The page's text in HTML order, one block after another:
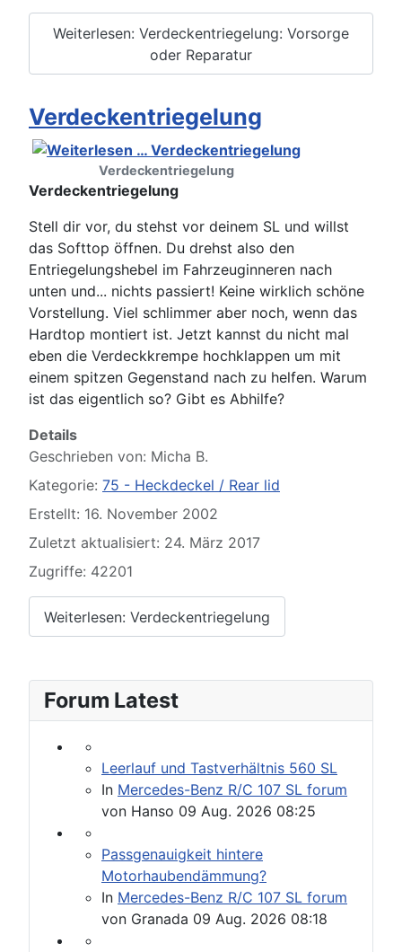
Weiterlesen: Verdeckentriegelung: Vorsorge
oder Reparatur
Verdeckentriegelung
Verdeckentriegelung
Verdeckentriegelung
Stell dir vor, du stehst vor deinem SL und willst
das Softtop öffnen. Du drehst also den
Entriegelungshebel im Fahrzeuginneren nach
unten und... nichts passiert! Keine wirklich schöne
Vorstellung. Viel schlimmer aber noch, wenn das
Hardtop montiert ist. Jetzt kannst du nicht mal
eben die Verdeckkrempe hochklappen um mit
einem spitzen Gegenstand nach zu helfen. Warum
ist das eigentlich so? Gibt es Abhilfe?
Details
Geschrieben von: Micha B.
Kategorie: 75 - Heckdeckel / Rear lid
Erstellt: 16. November 2002
Zuletzt aktualisiert: 24. März 2017
Zugriffe: 42201
Weiterlesen: Verdeckentriegelung
Forum Latest
Leerlauf und Tastverhältnis 560 SL
In Mercedes-Benz R/C 107 SL forum
von Hanso 09 Aug. 2026 08:25
Passgenauigkeit hintere
Motorhaubendämmung?
In Mercedes-Benz R/C 107 SL forum
von Granada 09 Aug. 2026 08:18